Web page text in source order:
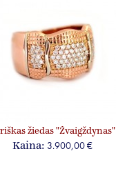
žiedas "Žvaigždynas"
Kaina: 3.900,00 €